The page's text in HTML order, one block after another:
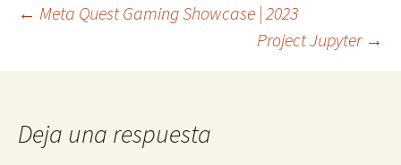
Navegación
de
entradas
← Meta Quest Gaming Showcase | 2023
Project Jupyter →
Deja una respuesta